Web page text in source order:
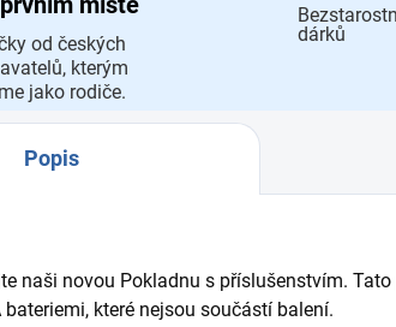
od českých
kterým
jako rodiče.
dárků
Popis
naši novou Pokladnu s příslušenstvím.
bateriemi, které nejsou součástí balení.